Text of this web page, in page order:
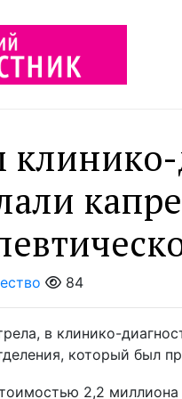
84
в клинико-
который был
2,2 миллиона